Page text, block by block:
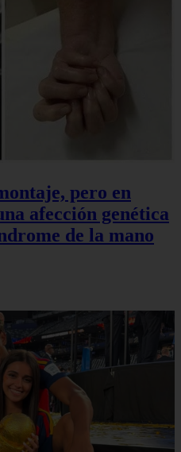
pero en
afección genética
de la mano